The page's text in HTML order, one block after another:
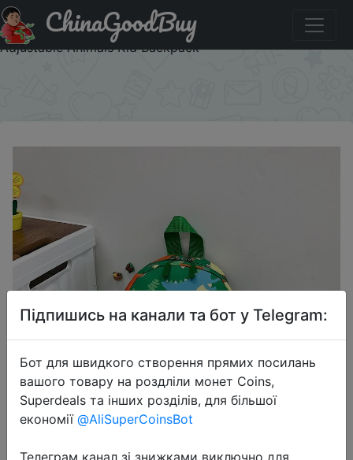
Акція на Cute Cartoon Dinosaur Baby Backpacks
Kindergarten Schoolbag Children Boys Girls School Bags
Adjustable Animals Kid Backpack
ChinaGoodBuy
Підпишись на канали та бот у Telegram:
Бот для швидкого створення прямих посилань
вашого товару на роздліли монет Coins,
Superdeals та інших розділів, для більшої
економії @AliSuperCoinsBot
Телеграм канал зі знижками виключно для